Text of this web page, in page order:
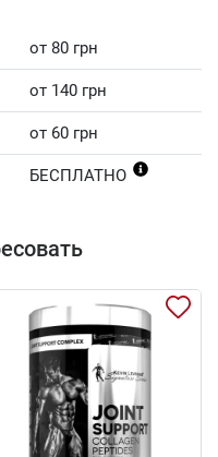
от 80 грн
от 140 грн
от 60 грн
БЕСПЛАТНО